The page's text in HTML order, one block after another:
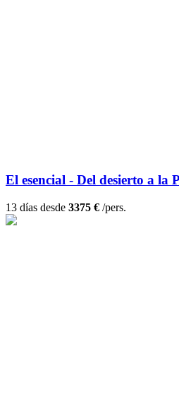
El esencial - Del desierto a la
13 días desde 3375 € /pers.